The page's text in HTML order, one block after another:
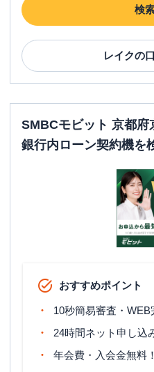
検
レイクの
SMBCモビット 京都
銀行内ローン契約機を
おすすめポイント
10秒簡易審査・WEB
24時間ネット申し込
年会費・入会金無料！